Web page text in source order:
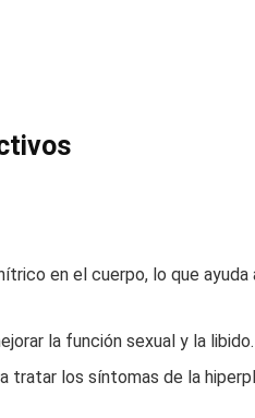
en el cuerpo, lo que ayuda
la función sexual y la libido.
tratar los síntomas de la